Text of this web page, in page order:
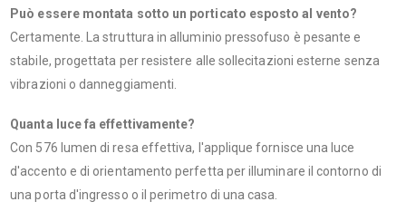
Può essere montata sotto un porticato esposto al vento?
Certamente. La struttura in alluminio pressofuso è pesante e
stabile, progettata per resistere alle sollecitazioni esterne senza
vibrazioni o danneggiamenti.
Quanta luce fa effettivamente?
Con 576 lumen di resa effettiva, l'applique fornisce una luce
d'accento e di orientamento perfetta per illuminare il contorno di
una porta d'ingresso o il perimetro di una casa.